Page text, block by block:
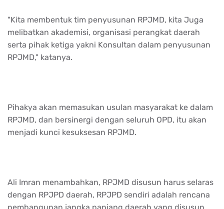
"Kita membentuk tim penyusunan RPJMD, kita Juga
melibatkan akademisi, organisasi perangkat daerah
serta pihak ketiga yakni Konsultan dalam penyusunan
RPJMD," katanya.
Pihakya akan memasukan usulan masyarakat ke dalam
RPJMD, dan bersinergi dengan seluruh OPD, itu akan
menjadi kunci kesuksesan RPJMD.
Ali Imran menambahkan, RPJMD disusun harus selaras
dengan RPJPD daerah, RPJPD sendiri adalah rencana